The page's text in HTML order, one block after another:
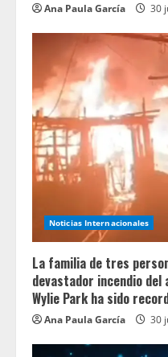
Ana Paula García 30
Noticias Internacionales
La familia de tres
devastador incendio del
Wylie Park ha sido
Ana Paula García 30